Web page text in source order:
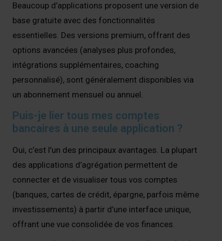
Beaucoup d’applications proposent une version de
base gratuite avec des fonctionnalités
essentielles. Des versions premium, offrant des
options avancées (analyses plus profondes,
intégrations supplémentaires, coaching
personnalisé), sont généralement disponibles via
un abonnement mensuel ou annuel.
Puis-je lier tous mes comptes
bancaires à une seule application ?
Oui, c’est l’un des principaux avantages. La plupart
des applications d’agrégation permettent de
connecter et de visualiser tous vos comptes
(banques, cartes de crédit, épargne, parfois même
investissements) à partir d’une interface unique,
offrant une vue consolidée de vos finances.